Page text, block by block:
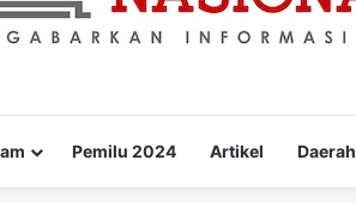
Pemilu 2024 Artikel Daerah